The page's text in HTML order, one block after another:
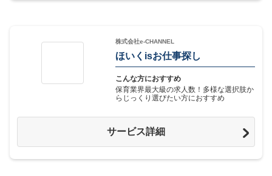
株式会社e-CHANNEL
ほいくisお仕事探し
こんな方におすすめ
保育業界最大級の求人数！多様な選択肢か
らじっくり選びたい方におすすめ
サービス詳細